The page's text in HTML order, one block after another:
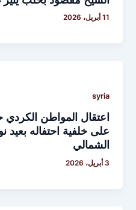
11 أبريل، 2026
syria
اعتقال المواطن
على خلفية احتفاله
الشمالي
3 أبريل، 2026